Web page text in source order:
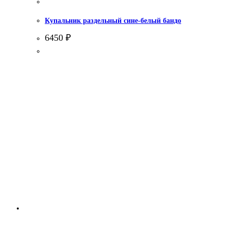
Купальник раздельный сине-белый бандо
6450 ₽